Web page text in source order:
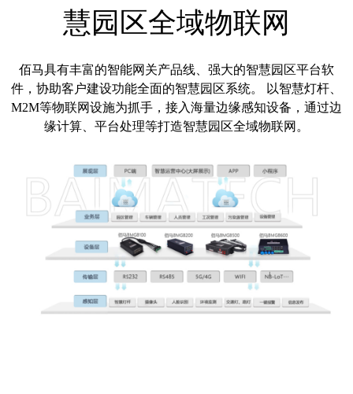
慧园区全域物联网
佰马具有丰富的智能网关产品线、强大的智慧园区平台软
件，协助客户建设功能全面的智慧园区系统。 以智慧灯杆、
M2M等物联网设施为抓手，接入海量边缘感知设备，通过边
缘计算、平台处理等打造智慧园区全域物联网。